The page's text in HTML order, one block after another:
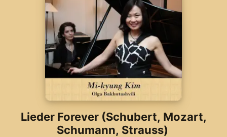
Radio
Install Apple Music
Lieder Forever (Schubert, Mozart,
Schumann, Strauss)